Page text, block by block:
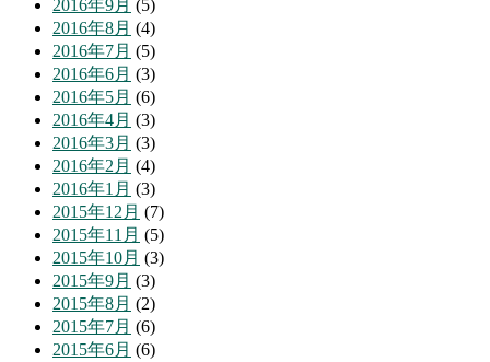
2016年9月 (5)
2016年8月 (4)
2016年7月 (5)
2016年6月 (3)
2016年5月 (6)
2016年4月 (3)
2016年3月 (3)
2016年2月 (4)
2016年1月 (3)
2015年12月 (7)
2015年11月 (5)
2015年10月 (3)
2015年9月 (3)
2015年8月 (2)
2015年7月 (6)
2015年6月 (6)